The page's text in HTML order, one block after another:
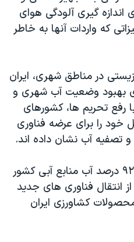
اندازه گیری آلودگی هوای
که واردات آنها به خاطر
در مناطق شهری، ایران
بهبود وضعیت آب شهری و
رفع تحریم ها، کشورهای
خود را برای عرضه فناوری
تصفیه آب نشان داده اند.
بخش کشاورزی ایران نیز که ۹۲ درصد آب منابع آبی کشور
انتقال فناوری های جدید
کشاورزی ایران